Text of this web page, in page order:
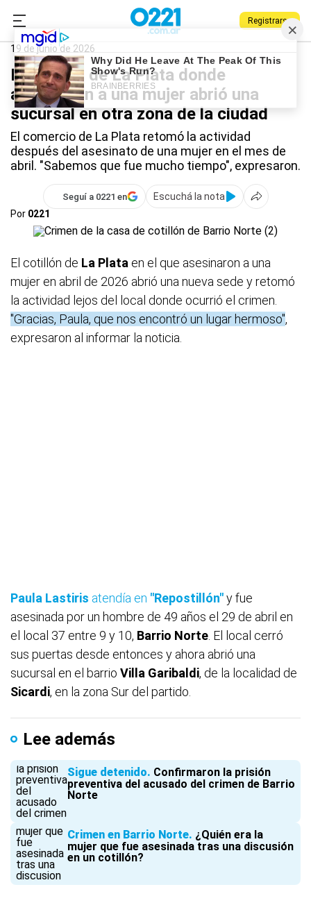
Registrarse
0221.com.ar
La Plata
19 de junio de 2026
El cotillón de La Plata donde
asesinaron a una mujer abrió una
sucursal en otra zona de la ciudad
El comercio de La Plata retomó la actividad
después del asesinato de una mujer en el mes de
abril. "Sabemos que fue mucho tiempo", expresaron.
Seguí a 0221 en
Escuchá la nota
Por 0221
El cotillón de La Plata en el que asesinaron a una
mujer en abril de 2026 abrió una nueva sede y retomó
la actividad lejos del local donde ocurrió el crimen.
"Gracias, Paula, que nos encontró un lugar hermoso",
expresaron al informar la noticia.
Paula Lastiris atendía en "Repostillón"y fue
asesinada por un hombre de 49 años el 29 de abril en
el local 37 entre 9 y 10, Barrio Norte . El local cerró
sus puertas desde entonces y ahora abrió una
sucursal en el barrio Villa Garibaldi, de la localidad de
Sicardi, en la zona Sur del partido.
Lee además
Sigue detenido Confirmaron la prisión
preventiva del acusado del crimen de Barrio
Norte
Crimen en Barrio Norte ¿Quién era la
mujer que fue asesinada tras una discusión
en un cotillón?